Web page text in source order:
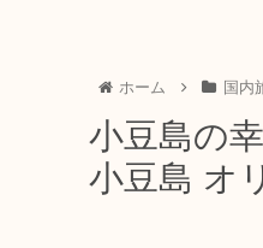
ホーム 国内
小豆島の
小豆島 オ